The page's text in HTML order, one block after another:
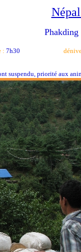
: 7h30
suspendu, priorité aux